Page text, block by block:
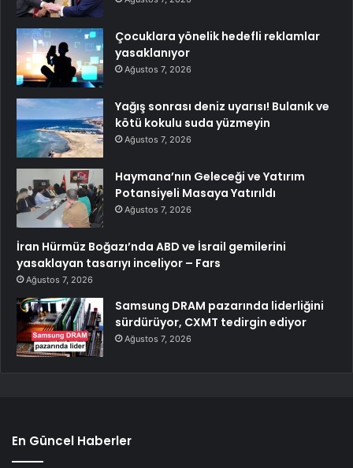
Çocuklara yönelik hedefli reklamlar
yasaklanıyor
Ağustos 7, 2026
Yağış sonrası deniz uyarısı! Bulanık ve
kötü kokulu suda yüzmeyin
Ağustos 7, 2026
Haymana’nın Geleceği ve Yatırım
Potansiyeli Masaya Yatırıldı
Ağustos 7, 2026
İran Hürmüz Boğazı’nda ABD ve İsrail gemilerini
yasaklayan tasarıyı inceliyor – Fars
Ağustos 7, 2026
Samsung DRAM pazarında liderliğini
sürdürüyor, CXMT tedirgin ediyor
Ağustos 7, 2026
En Güncel Haberler